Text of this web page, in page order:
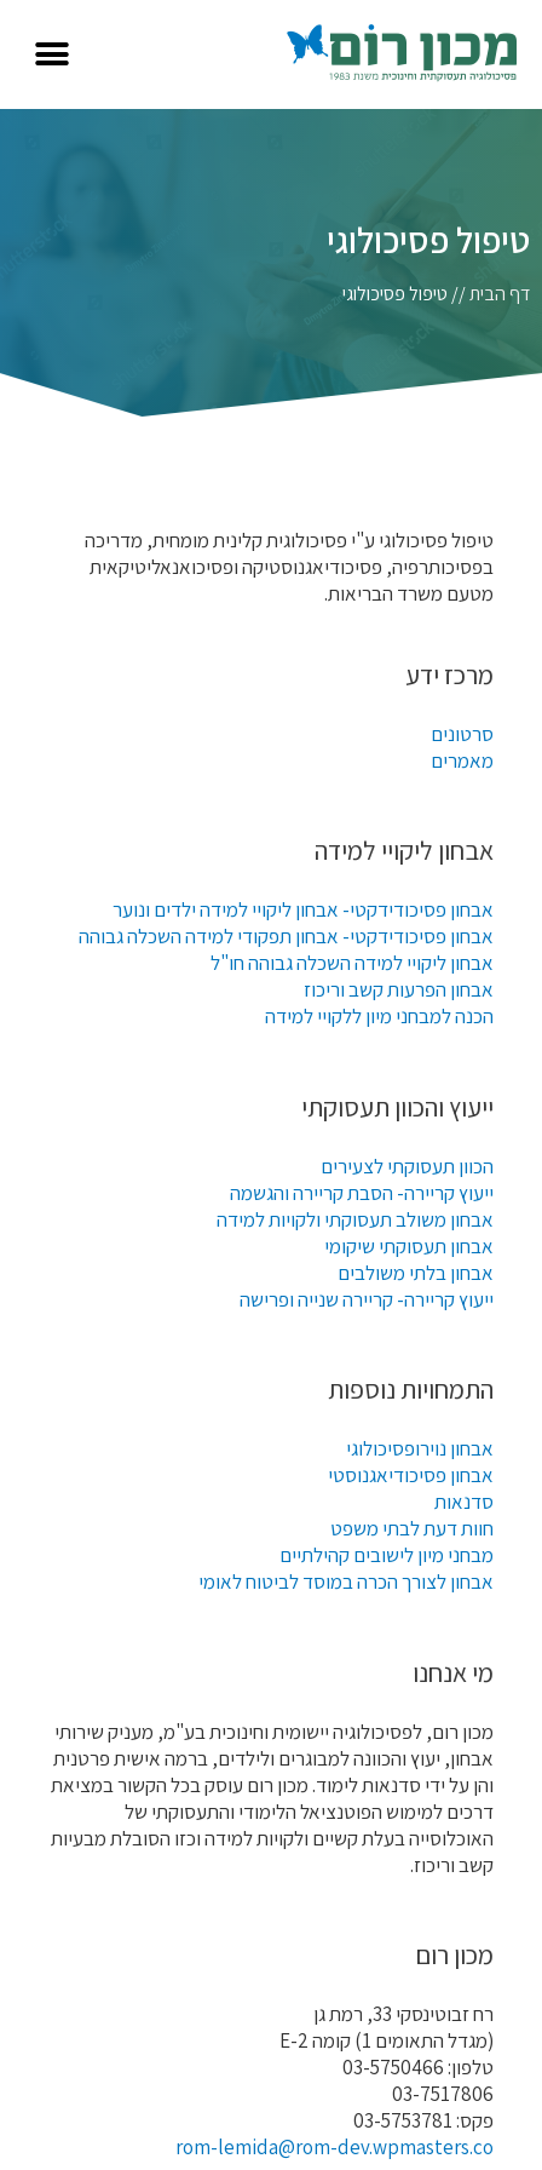
טיפול פסיכולוגי
דף הבית// טיפול פסיכולוגי
טיפול פסיכולוגי ע"י פסיכולוגית קלינית מומחית, מדריכה
בפסיכותרפיה, פסיכודיאגנוסטיקה ופסיכואנאליטיקאית
מטעם משרד הבריאות.
מרכז ידע
סרטונים
מאמרים
אבחון ליקויי למידה
אבחון פסיכודידקטי- אבחון ליקויי למידה ילדים ונוער
אבחון פסיכודידקטי- אבחון תפקודי למידה השכלה גבוהה
אבחון ליקויי למידה השכלה גבוהה חו"ל
אבחון הפרעות קשב וריכוז
הכנה למבחני מיון ללקויי למידה
ייעוץ והכוון תעסוקתי
הכוון תעסוקתי לצעירים
ייעוץ קריירה- הסבת קריירה והגשמה
אבחון משולב תעסוקתי ולקויות למידה
אבחון תעסוקתי שיקומי
אבחון בלתי משולבים
ייעוץ קריירה- קריירה שנייה ופרישה
התמחויות נוספות
אבחון נוירופסיכולוגי
אבחון פסיכודיאגנוסטי
סדנאות
חוות דעת לבתי משפט
מבחני מיון לישובים קהילתיים
אבחון לצורך הכרה במוסד לביטוח לאומי
מי אנחנו
מכון רום, לפסיכולוגיה יישומית וחינוכית בע"מ, מעניק שירותי
אבחון, יעוץ והכוונה למבוגרים ולילדים, ברמה אישית פרטנית
והן על ידי סדנאות לימוד. מכון רום עוסק בכל הקשור במציאת
דרכים למימוש הפוטנציאל הלימודי והתעסוקתי של
האוכלוסייה בעלת קשיים ולקויות למידה וכזו הסובלת מבעיות
קשב וריכוז.
מכון רום
רח זבוטינסקי 33, רמת גן
(מגדל התאומים 1) קומה E-2
טלפון: 03-5750466
03-7517806
פקס: 03-5753781
rom-lemida@rom-dev.wpmasters.co